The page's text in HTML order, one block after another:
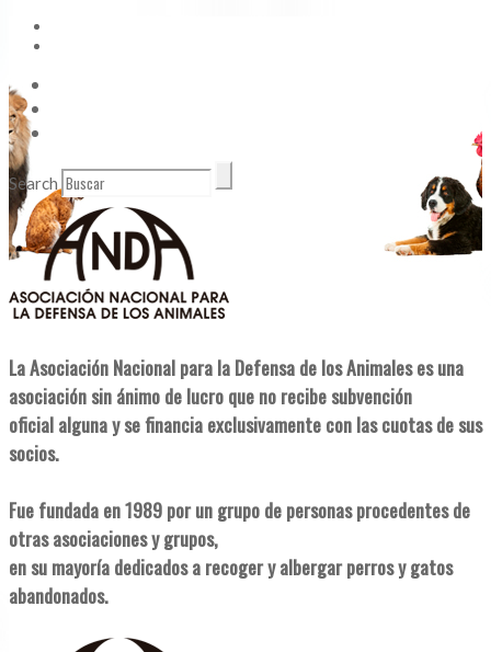
Search
La Asociación Nacional para la Defensa de los Animales es una
asociación sin ánimo de lucro que no recibe subvención
oficial alguna y se financia exclusivamente con las cuotas de sus
socios.
Fue fundada en 1989 por un grupo de personas procedentes de
otras asociaciones y grupos,
en su mayoría dedicados a recoger y albergar perros y gatos
abandonados.